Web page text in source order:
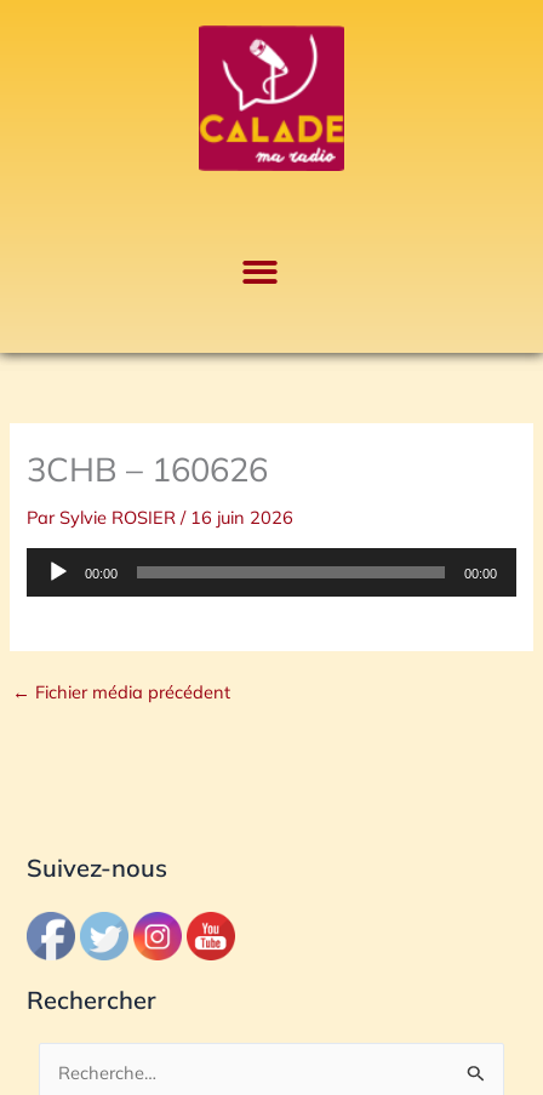
3CHB – 160626
ParSylvie ROSIER/ 16 juin 2026
Lecteur
00:00 00:00
← Fichier média précédent
Suivez-nous
Rechercher